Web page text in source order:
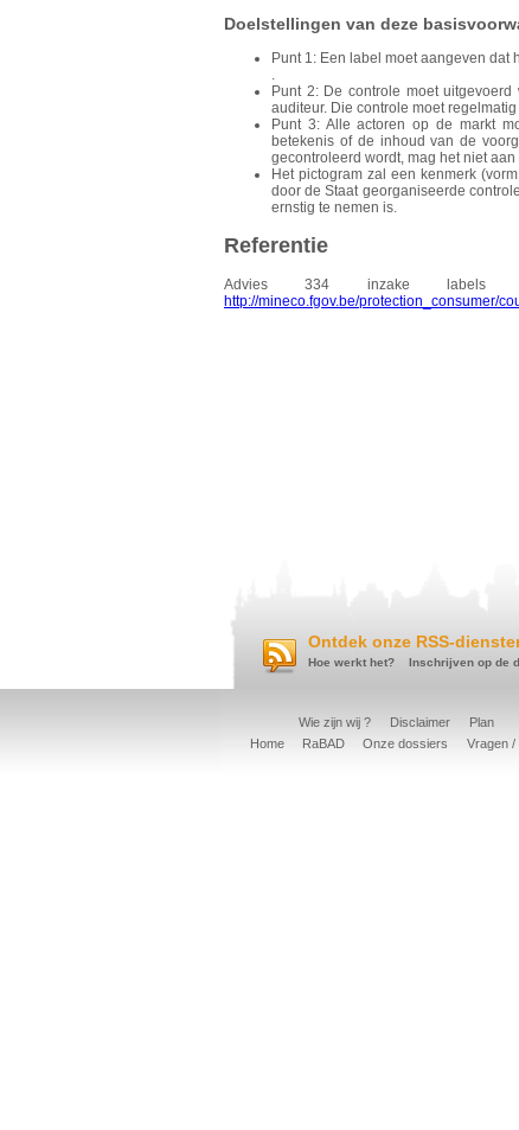
Doelstellingen van deze
Punt 1: Een label moet aangeven dat
.
Punt 2: De controle moet
auditeur. Die controle moet
Punt 3: Alle actoren op de markt
betekenis of de inhoud van de
gecontroleerd wordt, mag het niet
Het pictogram zal een kenmerk
door de Staat georganiseerde
ernstig te nemen is.
Referentie
Advies 334 inzake
http://mineco.fgov.be/protection_consumer/
Ontdek onze RSS-
Hoe werkt het? Inschrijven op de
Wie zijn wij ? Disclaimer Plan
Home
RaBAD Onze dossiers Vragen /